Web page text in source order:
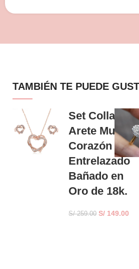
TAMBIÉN TE PUEDE
Set Collar y
Arete Mujer
Corazón
Entrelazado
Bañado en
Oro de 18k.
S/259.00 S/ 149.00